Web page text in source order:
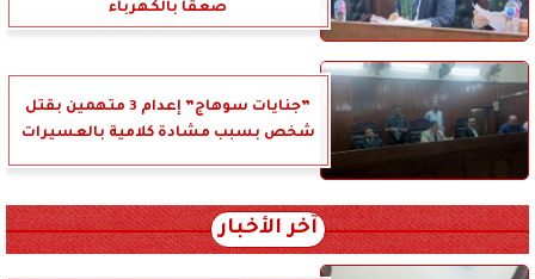
صعقا بالكهرباء
”جنايات سوهاج” إعدام 3 متهمين بقتل
شخص بسبب مشادة كلامية بالعسيرات
آخر الأخبار